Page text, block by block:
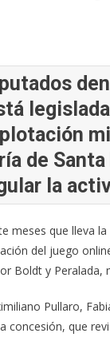
de
la
meses que lleva
del juego
Boldt y Peralada,
Pullaro,
concesión, que